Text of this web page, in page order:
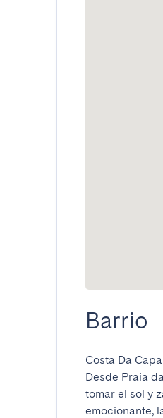
Barrio
Costa Da
Desde Praia
tomar el sol y
emocionante,